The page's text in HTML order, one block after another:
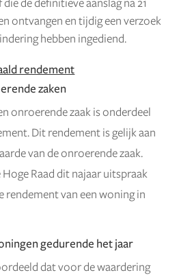
de definitieve aanslag na 21
ontvangen en tijdig een verzoek
hebben ingediend.
rendement
zaken
onroerende zaak is onderdeel
Dit rendement is gelijk aan
van de onroerende zaak.
Raad dit najaar uitspraak
rendement van een woning in
gedurende het jaar
dat voor de waardering